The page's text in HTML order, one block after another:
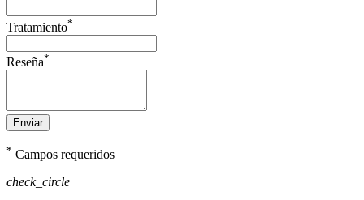
Tratamiento*
Reseña*
Enviar
* Campos requeridos
check_circle